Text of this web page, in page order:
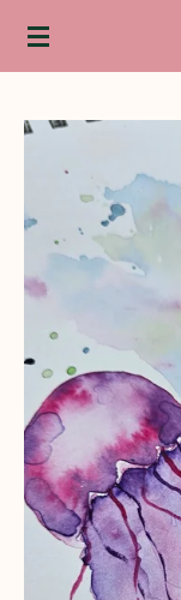
Zum
Hauptinhalt